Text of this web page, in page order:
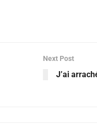
Next Post
J’ai